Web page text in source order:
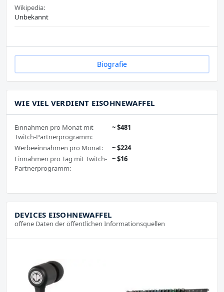
Wikipedia:
Unbekannt
Biografie
WIE VIEL VERDIENT EISOHNEWAFFEL
Einnahmen pro Monat mit
Twitch-Partnerprogramm:
~ $481
Werbeeinnahmen pro Monat:
~ $224
Einnahmen pro Tag mit Twitch-
Partnerprogramm:
~ $16
DEVICES EISOHNEWAFFEL
offene Daten der öffentlichen Informationsquellen